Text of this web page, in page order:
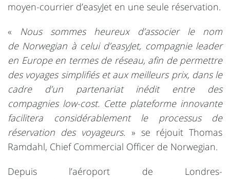
moyen-courrier d’easyJet en une seule réservation.
« Nous sommes heureux d’associer le nom
de Norwegian à celui d’easyJet, compagnie leader
en Europe en termes de réseau, afin de permettre
des voyages simplifiés et aux meilleurs prix, dans le
cadre d’un partenariat inédit entre des
compagnies low-cost. Cette plateforme innovante
facilitera considérablement le processus de
réservation des voyageurs. » se réjouit Thomas
Ramdahl, Chief Commercial Officer de Norwegian.
Depuis l’aéroport de Londres-